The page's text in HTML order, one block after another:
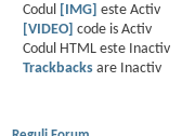
Codul
[IMG] este Activ
[VIDEO]
code is Activ
Codul HTML este
Inactiv
Trackbacksare
Inactiv